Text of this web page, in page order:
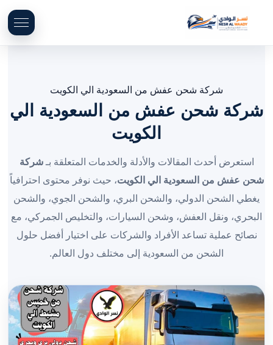
شركة شحن عفش من السعودية الي الكويت
شركة شحن عفش من السعودية الي
الكويت
استعرض أحدث المقالات والأدلة والخدمات المتعلقة بـشركة
شحن عفش من السعودية الي الكويت، حيث نوفر محتوى احترافياً
يغطي الشحن الدولي، والشحن البري، والشحن الجوي، والشحن
البحري، ونقل العفش، وشحن السيارات، والتخليص الجمركي، مع
نصائح عملية تساعد الأفراد والشركات على اختيار أفضل حلول
الشحن من السعودية إلى مختلف دول العالم.